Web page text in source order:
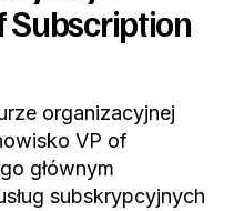
Subscription
organizacyjnej
VP of
głównym
subskrypcyjnych